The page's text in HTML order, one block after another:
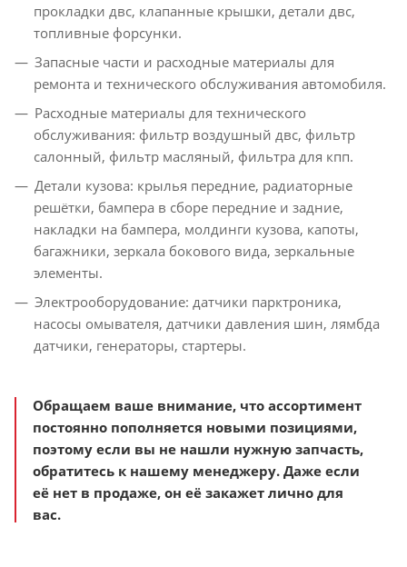
прокладки двс, клапанные крышки, детали двс,
топливные форсунки.
Запасные части и расходные материалы для
ремонта и технического обслуживания автомобиля.
Расходные материалы для технического
обслуживания: фильтр воздушный двс, фильтр
салонный, фильтр масляный, фильтра для кпп.
Детали кузова: крылья передние, радиаторные
решётки, бампера в сборе передние и задние,
накладки на бампера, молдинги кузова, капоты,
багажники, зеркала бокового вида, зеркальные
элементы.
Электрооборудование: датчики парктроника,
насосы омывателя, датчики давления шин, лямбда
датчики, генераторы, стартеры.
Обращаем ваше внимание, что ассортимент
постоянно пополняется новыми позициями,
поэтому если вы не нашли нужную запчасть,
обратитесь к нашему менеджеру. Даже если
её нет в продаже, он её закажет лично для
вас.